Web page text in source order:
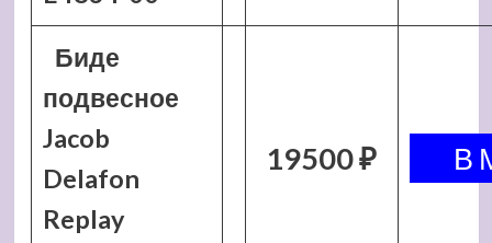
Биде
подвесное
Jacob
Delafon
Replay
19500 ₽